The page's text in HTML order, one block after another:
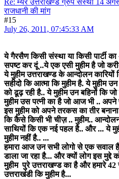
राजधानी की मांग
#15
July 26, 2011, 07:45:33 AM
ये गैरसैण किसी संस्था या किसी पार्टी
सपष्ट कर दूं ..ये एक एसी मुहीम है जो
ये मुहीम उत्तराखण्ड के आन्दोलन कारियों
सहीदो कि आत्मा कि मुहीम है. ये मुहीम
को ढूढ़ रही है.. ये मुहीम उन बहिनों कि
मुहीम उस पत्नी का है जो आज भी .. अपने
इस मुहीम को अपने तरकस का तीर
कि कैसे किसी भी चीज़ .. मुहीम..
साथियों कि एक नई पहल है.. और ... ये
मुहीम नहीं है.. ...
हमारा आज उन सभी लोगो से एक सवाल है
डाला जा रहा है... और क्यों लोग इस मुद्दे
मुहीम पुरे उत्तराखण्ड का है और हमारे 42
उत्तराखंडी कि मुहीम है...